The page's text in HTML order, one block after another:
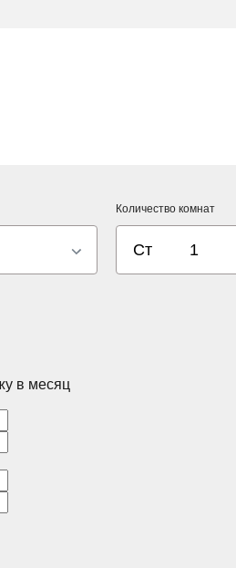
Количество комнат
Ст 1
в месяц